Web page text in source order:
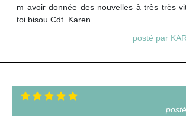
m avoir donnée des nouvelles à très très
toi bisou Cdt. Karen
posté par